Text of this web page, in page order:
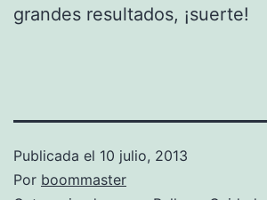
grandes resultados, ¡suerte!
Publicada el 10 julio, 2013
Por boommaster